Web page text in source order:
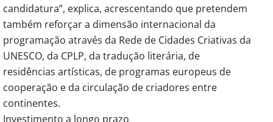
candidatura”, explica, acrescentando que pretendem
também reforçar a dimensão internacional da
programação através da Rede de Cidades Criativas da
UNESCO, da CPLP, da tradução literária, de
residências artísticas, de programas europeus de
cooperação e da circulação de criadores entre
continentes.
Investimento a longo prazo